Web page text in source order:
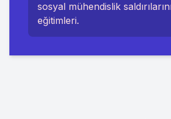
sosyal mühendislik
eğitimleri.